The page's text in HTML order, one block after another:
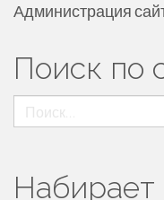
Администрация
Поиск по
Найти:
Набирает